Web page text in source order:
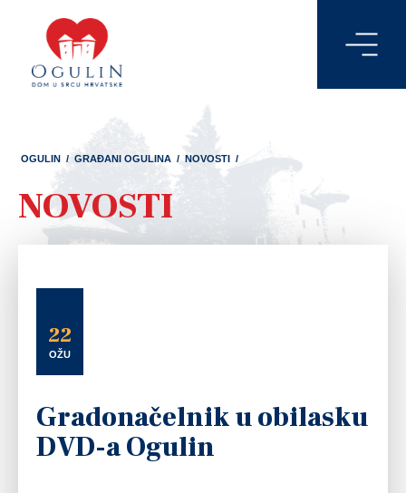
OGULIN / GRAĐANI OGULINA / NOVOSTI /
NOVOSTI
22
OŽU
Gradonačelnik u obilasku
DVD-a Ogulin